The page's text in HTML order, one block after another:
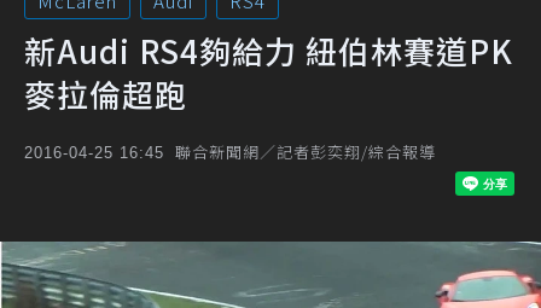
新Audi RS4夠給力 紐伯林賽道PK
麥拉倫超跑
2016-04-25 16:45 聯合新聞網／記者彭奕翔/綜合報導